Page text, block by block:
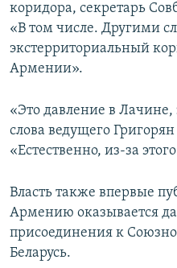
коридора, секретарь
«В том числе. Другими
экстерриториальный
Армении».
«Это давление в
слова ведущего
«Естественно, из-за
Власть также впервые
Армению оказывается
присоединения к
Беларусь.